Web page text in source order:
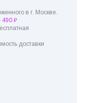
в г. Москве.
490 ₽
доставки